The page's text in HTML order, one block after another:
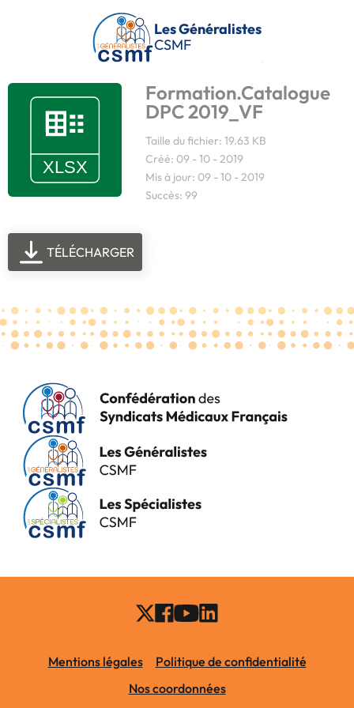
Passer au contenu principal
Les Généralistes
CSMF
Formation.Catalogue
DPC 2019_VF
Taille du fichier: 19.63 KB
Créé: 09 - 10 - 2019
Mis à jour: 09 - 10 - 2019
Succès: 99
TÉLÉCHARGER
Mentions légales
Politique de confidentialité
Nos coordonnées